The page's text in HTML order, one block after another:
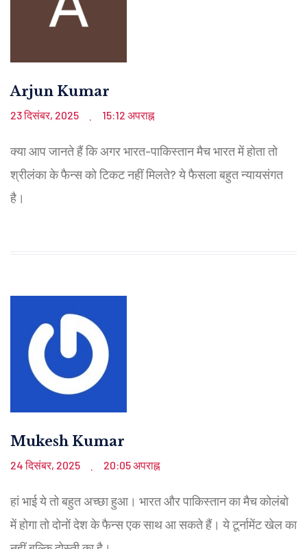
Arjun Kumar
23 दिसंबर, 2025 . 15:12 अपराह्न
क्या आप जानते हैं कि अगर भारत-पाकिस्तान मैच भारत में होता तो
श्रीलंका के फैन्स को टिकट नहीं मिलते? ये फैसला बहुत न्यायसंगत
है।
Mukesh Kumar
24 दिसंबर, 2025 . 20:05 अपराह्न
हां भाई ये तो बहुत अच्छा हुआ। भारत और पाकिस्तान का मैच कोलंबो
में होगा तो दोनों देश के फैन्स एक साथ आ सकते हैं। ये टूर्नामेंट खेल का